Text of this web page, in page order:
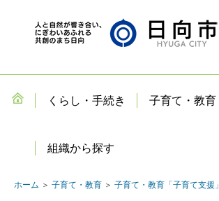
くらし・手続き 子育て・教育
組織から探す
ホーム ＞ 子育て・教育 ＞ 子育て・教育「子育て支援」